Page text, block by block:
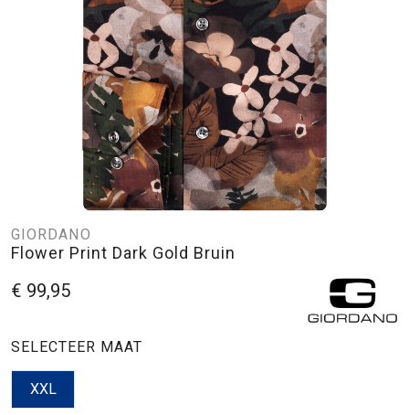
GIORDANO
Flower Print Dark Gold Bruin
€ 99,95
SELECTEER MAAT
XXL